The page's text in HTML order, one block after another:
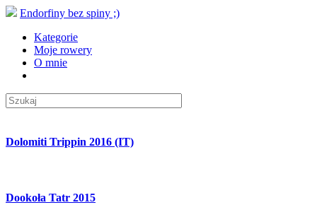
Endorfiny bez spiny ;)
Kategorie
Moje rowery
O mnie
Dolomiti Trippin 2016 (IT)
Dookoła Tatr 2015